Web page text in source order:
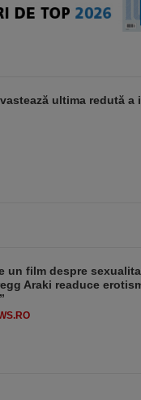
ultima redută a
un film despre
Araki readuce